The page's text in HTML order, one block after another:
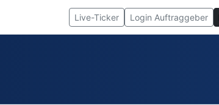
Live-Ticker Login Auftraggeber